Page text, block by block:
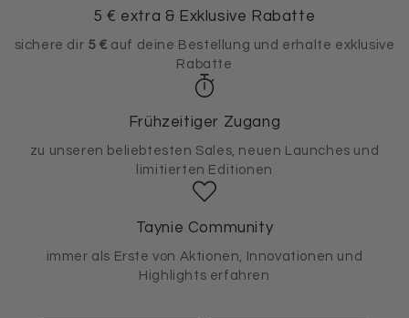
5 € extra & Exklusive Rabatte
sichere dir 5 € auf deine Bestellung und erhalte exklusive
Rabatte
Frühzeitiger Zugang
zu unseren beliebtesten Sales, neuen Launches und
limitierten Editionen
Taynie Community
immer als Erste von Aktionen, Innovationen und
Highlights erfahren